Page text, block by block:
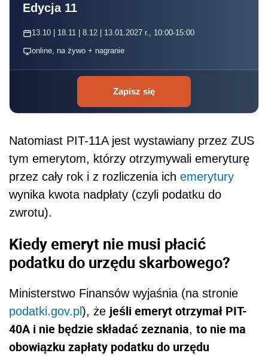
Edycja 11
13.10 | 18.11 | 8.12 | 13.01.2027 r., 10:00-15:00
online, na żywo + nagranie
Zapisz się
Natomiast PIT-11A jest wystawiany przez ZUS
tym emerytom, którzy otrzymywali emeryturę
przez cały rok i z rozliczenia ich emerytury
wynika kwota nadpłaty (czyli podatku do
zwrotu).
Kiedy emeryt nie musi płacić
podatku do urzędu skarbowego?
Ministerstwo Finansów wyjaśnia (na stronie
podatki.gov.pl), że jeśli emeryt otrzymał PIT-
40A i nie będzie składać zeznania, to nie ma
obowiązku zapłaty podatku do urzędu